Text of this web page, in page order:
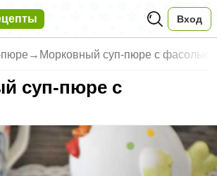
Вход
→ Морковный суп-пюре с фасолью
суп-пюре с